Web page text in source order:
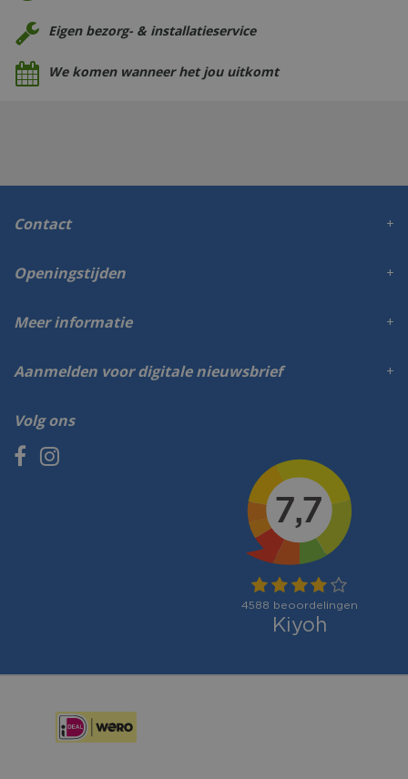
Eigen bezorg- & installatieservice
We komen wanneer het jou uitkomt
Contact
Volg ons
Openingstijden
Meer informatie
Aanmelden voor digitale nieuwsbrief